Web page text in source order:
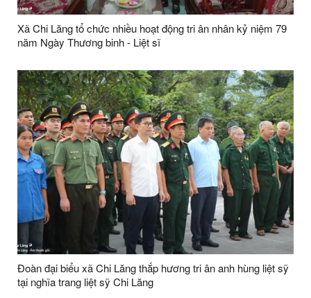
Xã Chi Lăng tổ chức nhiều hoạt động tri ân nhân kỷ niệm 79
năm Ngày Thương binh - Liệt sĩ
Đoàn đại biểu xã Chi Lăng thắp hương tri ân anh hùng liệt sỹ
tại nghĩa trang liệt sỹ Chi Lăng